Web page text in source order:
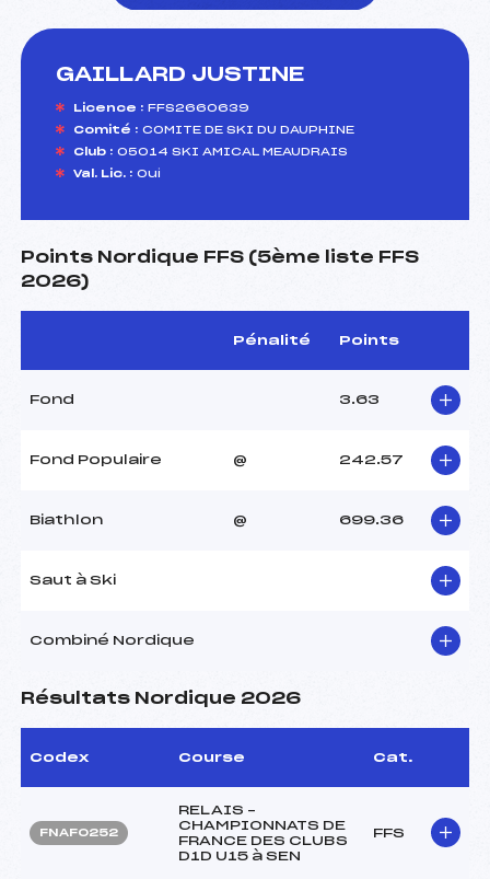
GAILLARD JUSTINE
Licence : FFS2660639
Comité : COMITE DE SKI DU DAUPHINE
Club : 05014 SKI AMICAL MEAUDRAIS
Val. Lic. : Oui
Points Nordique FFS (5ème liste FFS
2026)
Pénalité Points
Fond 3.63
Fond Populaire @ 242.57
Biathlon @ 699.36
Saut à Ski
Combiné Nordique
Résultats Nordique 2026
Codex Course Cat.
FNAF0252
RELAIS –
CHAMPIONNATS DE
FRANCE DES CLUBS
D1D U15 à SEN
FFS